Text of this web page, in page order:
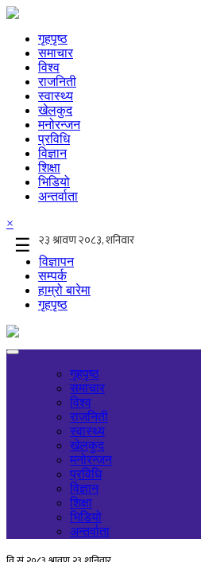
गृहपृष्ठ
समाचार
विश्व
राजनिती
स्वास्थ्य
खेलकुद
मनोरन्जन
प्रविधि
विज्ञान
शिक्षा
भिडियो
अन्तर्वाता
×
☰
विज्ञापन
सम्पर्क
हाम्रो बारेमा
गृहपृष्ठ
गृहपृष्ठ
समाचार
विश्व
राजनिती
स्वास्थ्य
खेलकुद
मनोरन्जन
प्रविधि
विज्ञान
शिक्षा
भिडियो
अन्तर्वाता